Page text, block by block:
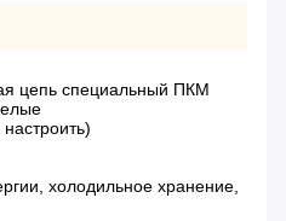
цепь специальный ПКМ
холодильное хранение,